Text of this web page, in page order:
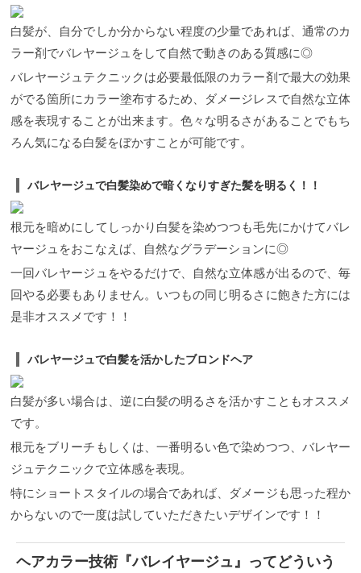
白髪が、自分でしか分からない程度の少量であれば、通常のカ
ラー剤でバレヤージュをして自然で動きのある質感に◎
バレヤージュテクニックは必要最低限のカラー剤で最大の効果
がでる箇所にカラー塗布するため、ダメージレスで自然な立体
感を表現することが出来ます。色々な明るさがあることでもち
ろん気になる白髪をぼかすことが可能です。
バレヤージュで白髪染めで暗くなりすぎた髪を明るく！！
根元を暗めにしてしっかり白髪を染めつつも毛先にかけてバレ
ヤージュをおこなえば、自然なグラデーションに◎
一回バレヤージュをやるだけで、自然な立体感が出るので、毎
回やる必要もありません。いつもの同じ明るさに飽きた方には
是非オススメです！！
バレヤージュで白髪を活かしたブロンドヘア
白髪が多い場合は、逆に白髪の明るさを活かすこともオススメ
です。
根元をブリーチもしくは、一番明るい色で染めつつ、バレヤー
ジュテクニックで立体感を表現。
特にショートスタイルの場合であれば、ダメージも思った程か
からないので一度は試していただきたいデザインです！！
ヘアカラー技術『バレイヤージュ』ってどういう